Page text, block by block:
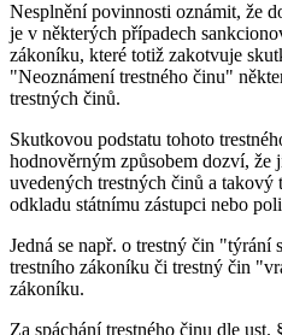
Nesplnění povinnosti oznámit, že
je v některých případech
zákoníku, které totiž zakotvuje
"Neoznámení trestného činu"
trestných činů.
Skutkovou podstatu tohoto
hodnověrným způsobem dozví, že
uvedených trestných činů a takový
odkladu státnímu zástupci nebo
Jedná se např. o trestný čin "týrání
trestního zákoníku či trestný čin
zákoníku.
Za spáchání trestného činu dle